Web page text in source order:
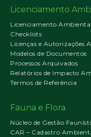
Licenciamento
Licenciamento Ambiental
Checklists
Licenças e Autorizações
Modelos de Documentos
Processos Arquivados
Relatórios de Impacto
Termos de Referência
Fauna e Flora
Núcleo de Gestão
CAR – Cadastro